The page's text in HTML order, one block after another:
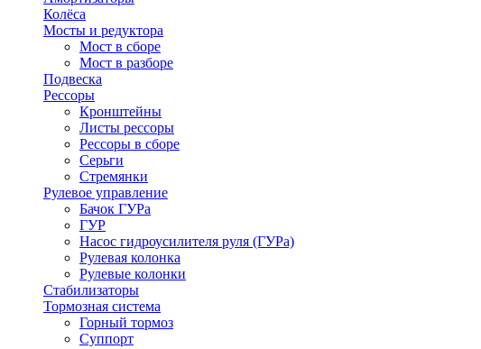
Колёса
Мосты и редуктора
Мост в сборе
Мост в разборе
Подвеска
Рессоры
Кронштейны
Листы рессоры
Рессоры в сборе
Серьги
Стремянки
Рулевое управление
Бачок ГУРа
ГУР
Насос гидроусилителя руля (ГУРа)
Рулевая колонка
Рулевые колонки
Стабилизаторы
Тормозная система
Горный тормоз
Суппорт